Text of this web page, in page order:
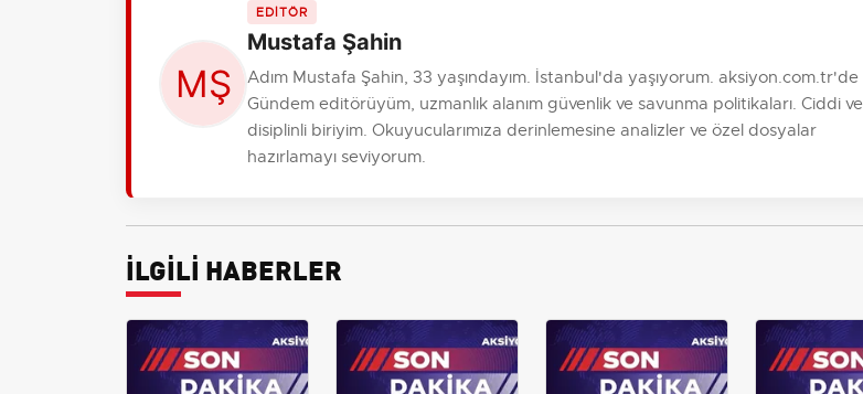
EDİTÖR
Mustafa Şahin
Adım Mustafa Şahin, 33 yaşındayım. İstanbul'da yaşıyorum. aksiyon.com.tr'de
Gündem editörüyüm, uzmanlık alanım güvenlik ve savunma politikaları. Ciddi ve
disiplinli biriyim. Okuyucularımıza derinlemesine analizler ve özel dosyalar
hazırlamayı seviyorum.
İLGİLİ HABERLER